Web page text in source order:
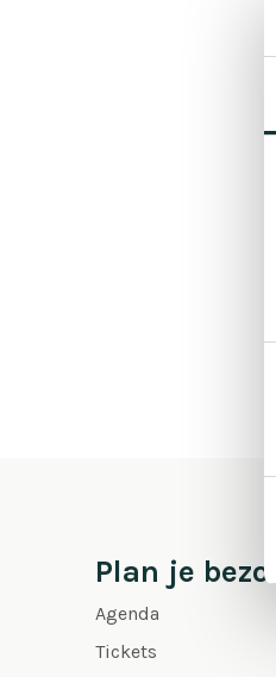
Plan je
Agenda
Tickets